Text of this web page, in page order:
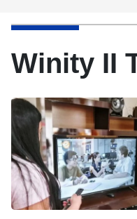
Winity II